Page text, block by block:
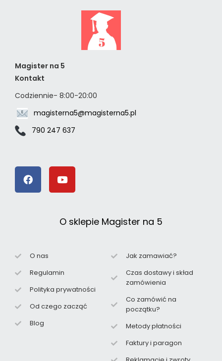
Magister na 5
Kontakt
Codziennie- 8:00-20:00
magisterna5@magisterna5.pl
790 247 637
O sklepie Magister na 5
O nas
Regulamin
Polityka prywatności
Od czego zacząć
Blog
Jak zamawiać?
Czas dostawy i skład
zamówienia
Co zamówić na
początku?
Metody płatności
Faktury i paragon